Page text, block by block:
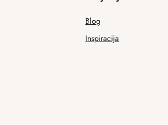
Blog
Inspiracija